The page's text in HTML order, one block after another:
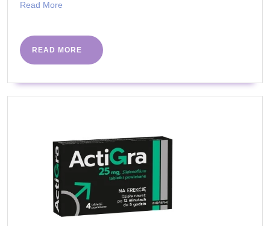
Read More
READ MORE
READ
MORE